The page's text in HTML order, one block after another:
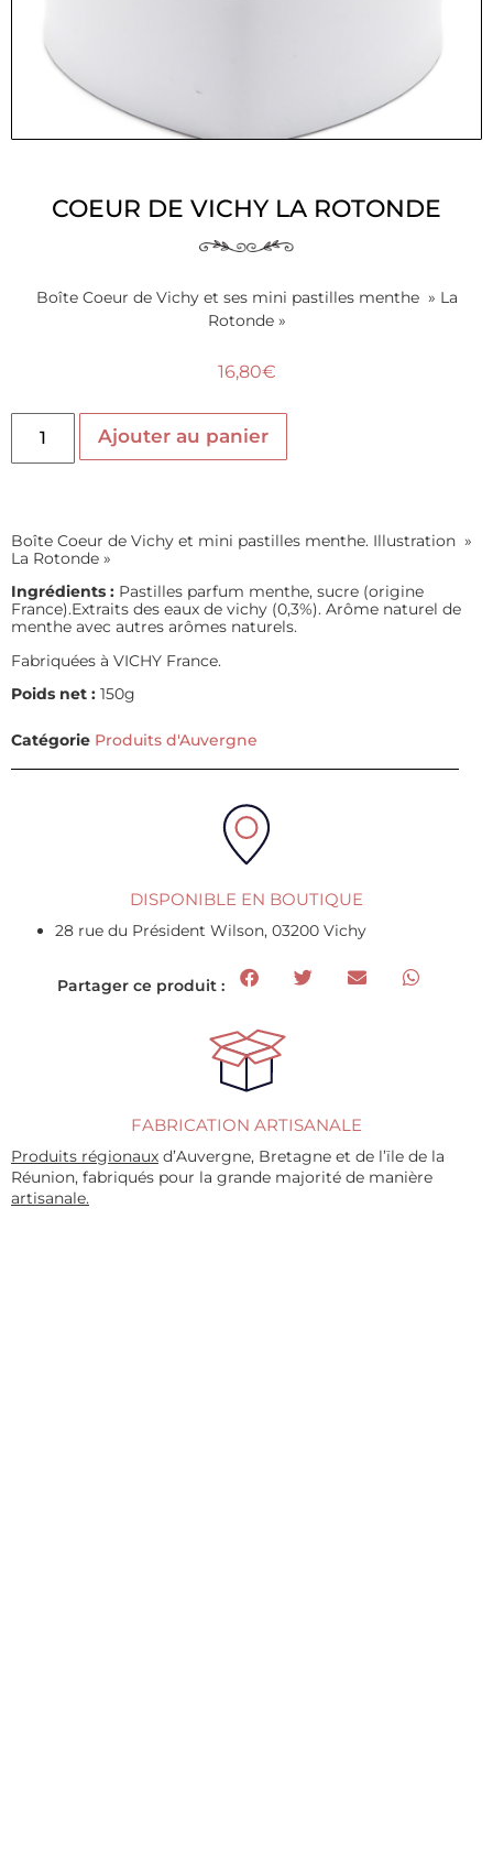
COEUR DE VICHY LA ROTONDE
Boîte Coeur de Vichy et ses mini pastilles menthe » La
Rotonde »
16,80€
Ajouter au panier
Boîte Coeur de Vichy et mini pastilles menthe. Illustration »
La Rotonde »
Ingrédients : Pastilles parfum menthe, sucre (origine
France).Extraits des eaux de vichy (0,3%). Arôme naturel de
menthe avec autres arômes naturels.
Fabriquées à VICHY France.
Poids net : 150g
Catégorie Produits d'Auvergne
DISPONIBLE EN BOUTIQUE
28 rue du Président Wilson, 03200 Vichy
Partager ce produit :
FABRICATION ARTISANALE
Produits régionaux d’Auvergne, Bretagne et de l’ïle de la
Réunion, fabriqués pour la grande majorité de manière
artisanale.